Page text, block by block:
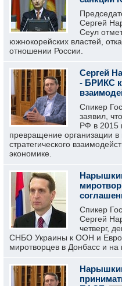
Сергей
Сеул
южнокорейских властей,
отношении России.
Сергей
- БРИКС
Спикер
заявил,
РФ в 2015
превращение организации
стратегического
экономике.
Спикер
Сергей
четверг,
СНБО Украины к ООН и
миротворцев в Донбасс и на